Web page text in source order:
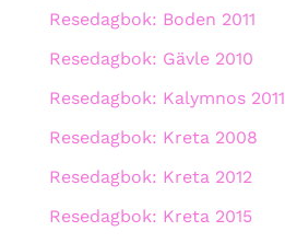
Resedagbok: Boden 2011
Resedagbok: Gävle 2010
Resedagbok: Kalymnos 2011
Resedagbok: Kreta 2008
Resedagbok: Kreta 2012
Resedagbok: Kreta 2015